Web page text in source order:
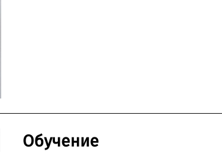
Обучение